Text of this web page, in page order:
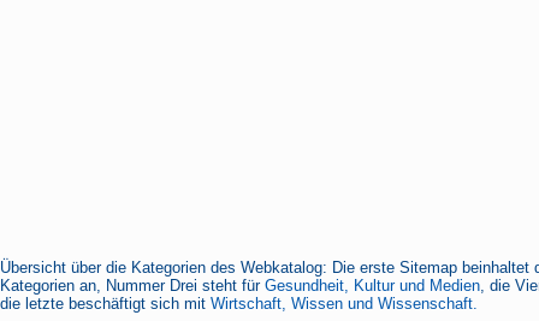
Übersicht über die Kategorien des Webkatalog: Die erste Sitemap beinhaltet
Kategorien an, Nummer Drei steht für Gesundheit, Kultur und Medien, die
die letzte beschäftigt sich mit Wirtschaft, Wissen und Wissenschaft.